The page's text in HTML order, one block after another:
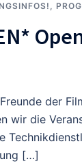
,
der
wir die
[…]